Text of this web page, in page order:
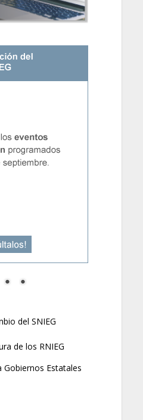
del SNIEG
de los RNIEG
Gobiernos Estatales